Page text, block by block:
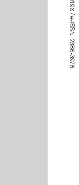
1
9
X
/
e
I
S
S
N
:
2
3
8
6
-
3
9
7
8